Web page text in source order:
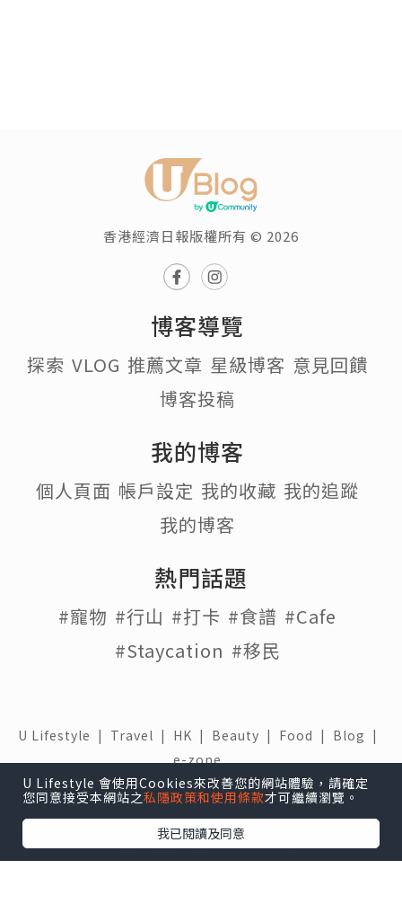
U Lifestyle 會使用Cookies來改善您的網站體驗，請確定
您同意接受本網站之私隱政策和使用條款才可繼續瀏覽。
我已閱讀及同意
香港經濟日報版權所有 © 2026
博客導覽
探索 VLOG 推薦文章 星級博客 意見回饋
博客投稿
我的博客
個人頁面 帳戶設定 我的收藏 我的追蹤
我的博客
熱門話題
#寵物 #行山 #打卡 #食譜 #Cafe
#Staycation #移民
U Lifestyle | Travel | HK | Beauty | Food | Blog |
e-zone
關於我們 |免責聲明 |使用條款 |私隱政策 |招聘人才 |
聯絡我們
下載 U Lifestyle應用程式